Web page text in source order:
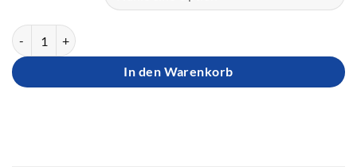
TIBHAR Belag NIMBUS Menge
In den Warenkorb